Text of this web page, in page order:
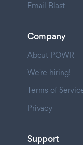
Email Blast
Company
About POWR
We're hiring!
Terms of
Privacy
Support